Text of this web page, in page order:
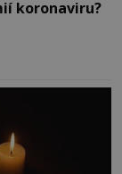
koronaviru?